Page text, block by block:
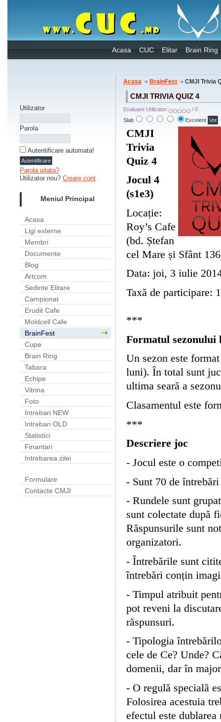
Acasa CUC Elitar Brain Ring
Utilizator
Parola
Autentificare automata!
Parola uitata?
Utilizator nou? Creare cont
Meniul Principal
Acasa
Ligi externe
Membri
Documente
Blog
Artcom
Sedinte Elitare
Campionat
Erudit Cafe
Moldcell Cafe
BrainFest
Cupe
Brain Ring
Tabara
Echipe
Vitrina
Foto
Intrebari NEW
Intrebari OLD
Statistici
Finantari
Intrebarea zilei
Formulare
Contacte CMJI
Acasa BrainFest CMJI Trivia
CMJI TRIVIA QUIZ 4
Evaluare Utilizator:
/ 0
Slab
Excelent
CMJI
Trivia
Quiz 4
Jocul 4
(s1e3)
Locație:
Roy’s Cafe
(bd. Ștefan
cel Mare și Sfânt
Data: joi, 3 iulie
Taxă de participare:
***
Formatul
Un sezon este
luni). În total sunt
ultima seară a
Clasamentul este
***
Descriere joc
- Jocul este o
- Sunt 70 de
- Rundele sunt
sunt colectate după
Răspunsurile sunt
organizatori.
- Întrebările sunt
întrebări conțin
- Timpul atribuit
pot reveni la
răspunsuri.
- Tipologia
cele de Ce? Unde?
domenii, dar în
- O regulă specială
Folosirea acestuia
efectul este